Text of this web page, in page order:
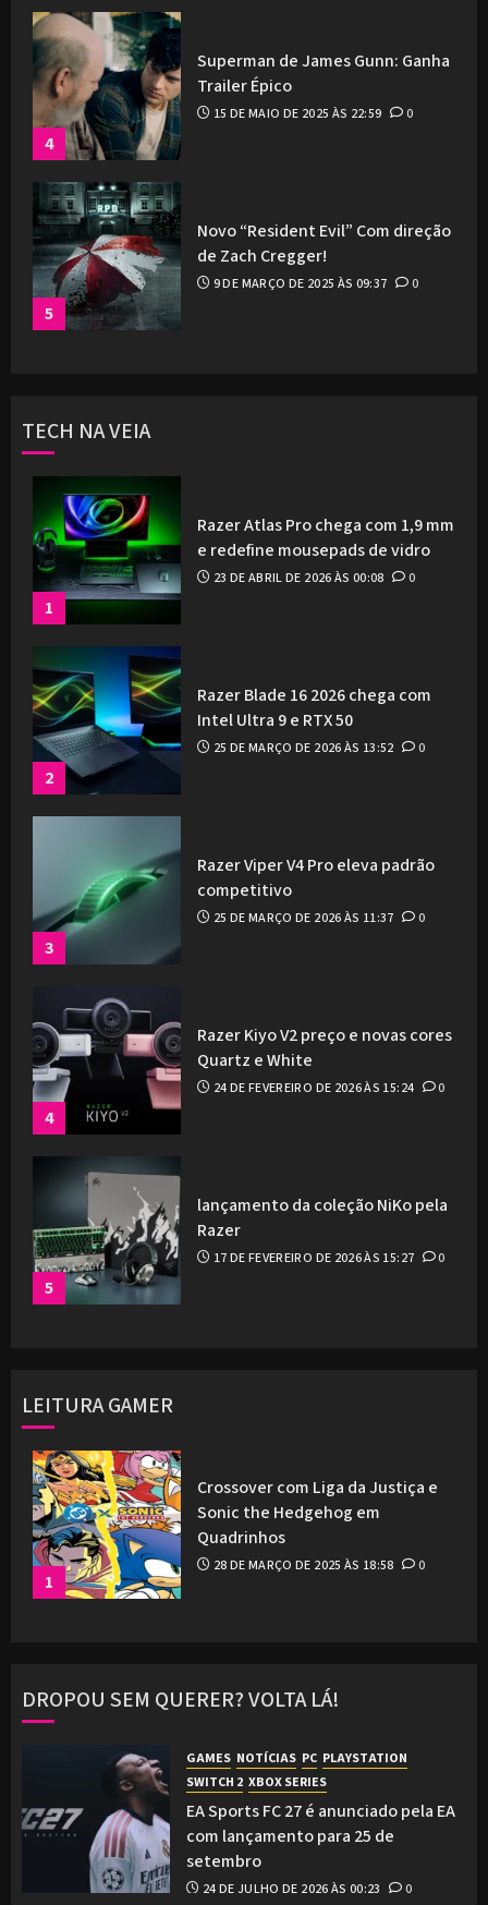
4
Superman de James Gunn: Ganha
Trailer Épico
15 DE MAIO DE 2025 ÀS 22:59 0
5
Novo “Resident Evil” Com direção
de Zach Cregger!
9 DE MARÇO DE 2025 ÀS 09:37 0
TECH NA VEIA
1
Razer Atlas Pro chega com 1,9 mm
e redefine mousepads de vidro
23 DE ABRIL DE 2026 ÀS 00:08 0
2
Razer Blade 16 2026 chega com
Intel Ultra 9 e RTX 50
25 DE MARÇO DE 2026 ÀS 13:52 0
3
Razer Viper V4 Pro eleva padrão
competitivo
25 DE MARÇO DE 2026 ÀS 11:37 0
4
Razer Kiyo V2 preço e novas cores
Quartz e White
24 DE FEVEREIRO DE 2026 ÀS 15:24 0
5
lançamento da coleção NiKo pela
Razer
17 DE FEVEREIRO DE 2026 ÀS 15:27 0
LEITURA GAMER
1
Crossover com Liga da Justiça e
Sonic the Hedgehog em
Quadrinhos
28 DE MARÇO DE 2025 ÀS 18:58 0
DROPOU SEM QUERER? VOLTA LÁ!
GAMES NOTÍCIAS PC PLAYSTATION
SWITCH 2 XBOX SERIES
EA Sports FC 27 é anunciado pela EA
com lançamento para 25 de
setembro
24 DE JULHO DE 2026 ÀS 00:23 0